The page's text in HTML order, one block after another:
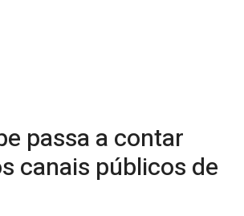
passa a contar
canais públicos de